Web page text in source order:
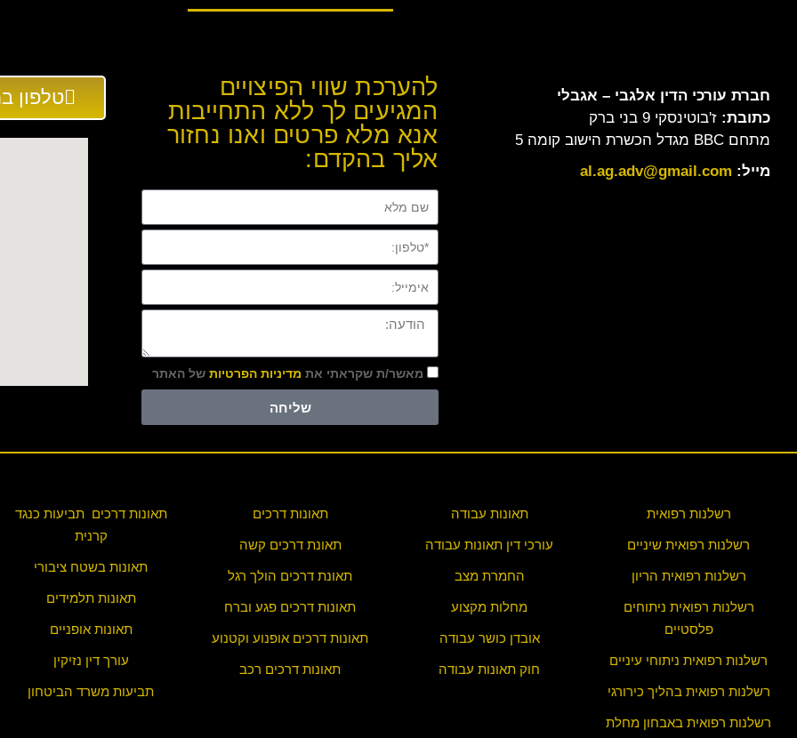
חברת עורכי הדין אלגבי – אגבלי
כתובת: ז'בוטינסקי 9 בני ברק
מתחם BBC מגדל הכשרת הישוב קומה 5
מייל: al.ag.adv@gmail.com
להערכת שווי הפיצויים
המגיעים לך ללא התחייבות
אנא מלא פרטים ואנו נחזור
אליך בהקדם:
מאשר/ת שקראתי את מדיניות הפרטיות של האתר
שליחה
טלפון
רשלנות רפואית
רשלנות רפואית שיניים
רשלנות רפואית הריון
רשלנות רפואית ניתוחים
פלסטיים
רשלנות רפואית ניתוחי עיניים
רשלנות רפואית בהליך כירורגי
רשלנות רפואית באבחון מחלת
תאונות עבודה
עורכי דין תאונות עבודה
החמרת מצב
מחלות מקצוע
אובדן כושר עבודה
חוק תאונות עבודה
תאונות דרכים
תאונת דרכים קשה
תאונת דרכים הולך רגל
תאונות דרכים פגע וברח
תאונות דרכים אופנוע וקטנוע
תאונות דרכים רכב
תאונות דרכים תביעות כנגד
קרנית
תאונות בשטח ציבורי
תאונות תלמידים
תאונות אופניים
עורך דין נזיקין
תביעות משרד הביטחון